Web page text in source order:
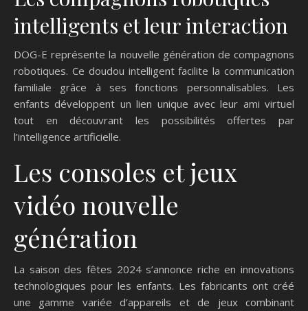
intelligents et leur interaction
DOG-E représente la nouvelle génération de compagnons
robotiques. Ce doudou intelligent facilite la communication
familiale grâce à ses fonctions personnalisables. Les
enfants développent un lien unique avec leur ami virtuel
tout en découvrant les possibilités offertes par
l’intelligence artificielle.
Les consoles et jeux
vidéo nouvelle
génération
La saison des fêtes 2024 s’annonce riche en innovations
technologiques pour les enfants. Les fabricants ont créé
une gamme variée d’appareils et de jeux combinant